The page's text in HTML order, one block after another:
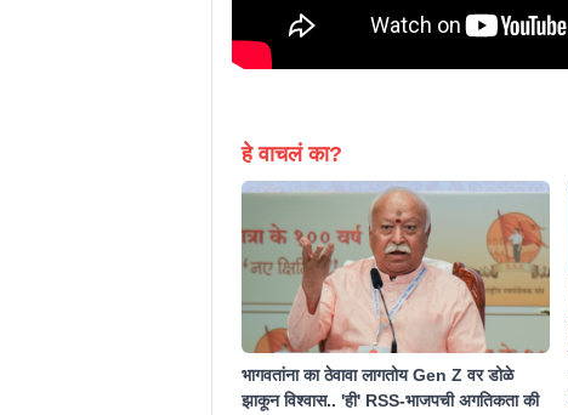
हे वाचलं का?
भागवतांना का ठेवावा लागतोय Gen Z वर डोळे
झाकून विश्वास.. 'ही' RSS-भाजपची अगतिकता की